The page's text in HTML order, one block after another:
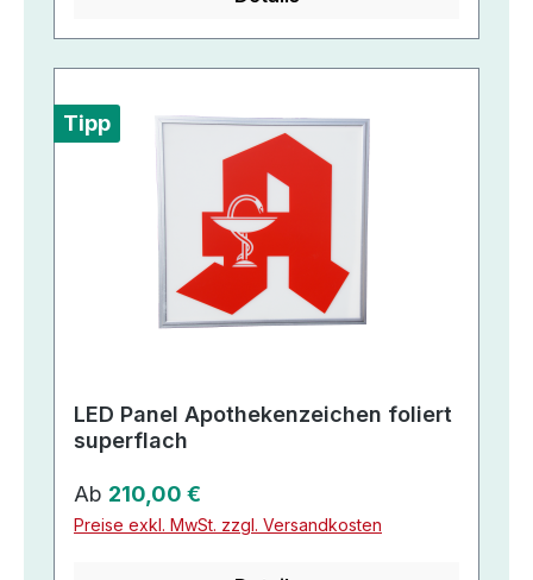
Tipp
LED Panel Apothekenzeichen foliert
superflach
Regulärer Preis:
Ab 210,00 €
Preise exkl. MwSt. zzgl. Versandkosten